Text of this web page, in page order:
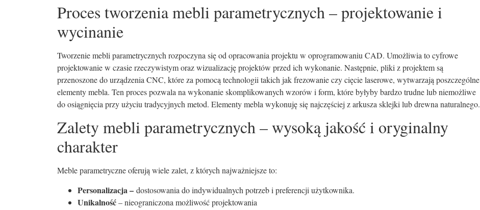
Proces tworzenia mebli parametrycznych – projektowanie i
wycinanie
Tworzenie mebli parametrycznych rozpoczyna się od opracowania projektu w oprogramowaniu CAD. Umożliwia to cyfrowe
projektowanie w czasie rzeczywistym oraz wizualizację projektów przed ich wykonanie. Następnie, pliki z projektem są
przenoszone do urządzenia CNC, które za pomocą technologii takich jak frezowanie czy cięcie laserowe, wytwarzają poszczególne
elementy mebla. Ten proces pozwala na wykonanie skomplikowanych wzorów i form, które byłyby bardzo trudne lub niemożliwe
do osiągnięcia przy użyciu tradycyjnych metod. Elementy mebla wykonuję się najczęściej z arkusza sklejki lub drewna naturalnego.
Zalety mebli parametrycznych – wysoką jakość i oryginalny
charakter
Meble parametryczne oferują wiele zalet, z których najważniejsze to:
Personalizacja – dostosowania do indywidualnych potrzeb i preferencji użytkownika.
Unikalność– nieograniczona możliwość projektowania